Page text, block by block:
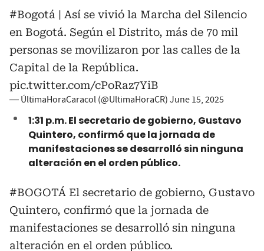
#Bogotá | Así se vivió la Marcha del Silencio
en Bogotá. Según el Distrito, más de 70 mil
personas se movilizaron por las calles de la
Capital de la República.
pic.twitter.com/cPoRaz7YiB
— ÚltimaHoraCaracol (@UltimaHoraCR) June 15, 2025
1:31 p.m. El secretario de gobierno, Gustavo
Quintero, confirmó que la jornada de
manifestaciones se desarrolló sin ninguna
alteración en el orden público.
#BOGOTÁ El secretario de gobierno, Gustavo
Quintero, confirmó que la jornada de
manifestaciones se desarrolló sin ninguna
alteración en el orden público.